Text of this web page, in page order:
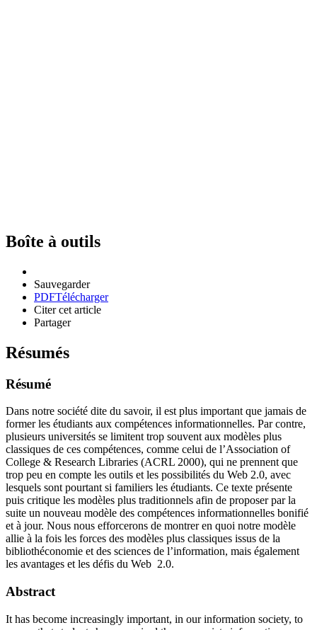
Boîte à outils
Sauvegarder
PDFTélécharger
Citer cet article
Partager
Résumés
Résumé
Dans notre société dite du savoir, il est plus important que jamais de
former les étudiants aux compétences informationnelles. Par contre,
plusieurs universités se limitent trop souvent aux modèles plus
classiques de ces compétences, comme celui de l’Association of
College & Research Libraries (ACRL 2000), qui ne prennent que
trop peu en compte les outils et les possibilités du Web 2.0, avec
lesquels sont pourtant si familiers les étudiants. Ce texte présente
puis critique les modèles plus traditionnels afin de proposer par la
suite un nouveau modèle des compétences informationnelles bonifié
et à jour. Nous nous efforcerons de montrer en quoi notre modèle
allie à la fois les forces des modèles plus classiques issus de la
bibliothéconomie et des sciences de l’information, mais également
les avantages et les défis du Web 2.0.
Abstract
It has become increasingly important, in our information society, to